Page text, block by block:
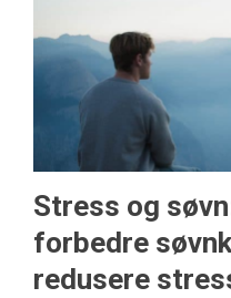
Stress og
forbedre
redusere